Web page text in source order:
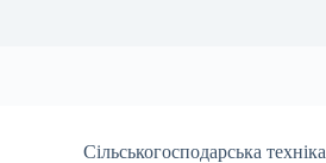
Сільськогосподарська техніка